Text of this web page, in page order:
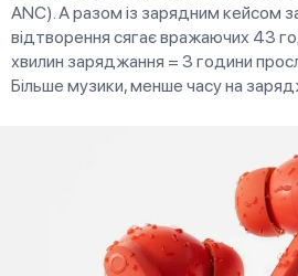
ANC). А разом із зарядним кейсом
відтворення сягає вражаючих 43
хвилин заряджання = 3 години
Більше музики, менше часу на